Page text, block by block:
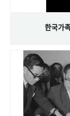
한국가